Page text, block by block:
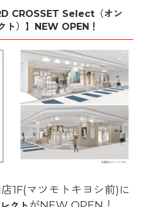
CROSSET Select（オン
ト）】NEW OPEN！
1F(マツモトキヨシ前)に